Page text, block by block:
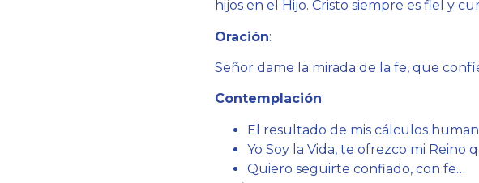
hijos en el Hijo. Cristo siempre es fiel y
Oración:
Señor dame la mirada de la fe, que
Contemplación:
El resultado de mis cálculos
Yo Soy la Vida, te ofrezco mi
Quiero seguirte confiado, con fe…